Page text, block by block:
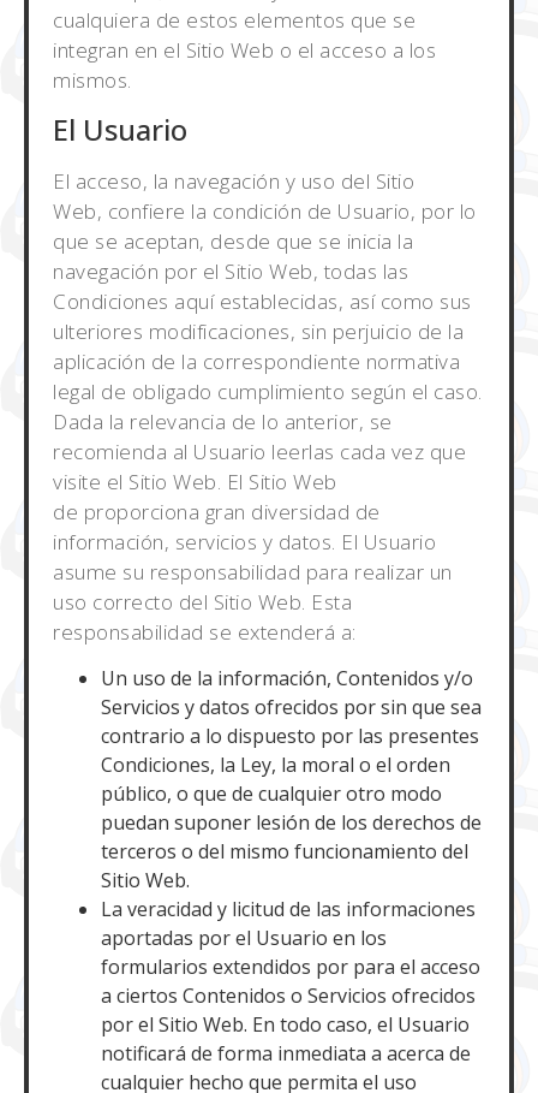
cualquiera de estos elementos que se
integran en el Sitio Web o el acceso a los
mismos.
El Usuario
El acceso, la navegación y uso del Sitio
Web, confiere la condición de Usuario, por lo
que se aceptan, desde que se inicia la
navegación por el Sitio Web, todas las
Condiciones aquí establecidas, así como sus
ulteriores modificaciones, sin perjuicio de la
aplicación de la correspondiente normativa
legal de obligado cumplimiento según el caso.
Dada la relevancia de lo anterior, se
recomienda al Usuario leerlas cada vez que
visite el Sitio Web. El Sitio Web
de proporciona gran diversidad de
información, servicios y datos. El Usuario
asume su responsabilidad para realizar un
uso correcto del Sitio Web. Esta
responsabilidad se extenderá a:
Un uso de la información, Contenidos y/o
Servicios y datos ofrecidos por sin que sea
contrario a lo dispuesto por las presentes
Condiciones, la Ley, la moral o el orden
público, o que de cualquier otro modo
puedan suponer lesión de los derechos de
terceros o del mismo funcionamiento del
Sitio Web.
La veracidad y licitud de las informaciones
aportadas por el Usuario en los
formularios extendidos por para el acceso
a ciertos Contenidos o Servicios ofrecidos
por el Sitio Web. En todo caso, el Usuario
notificará de forma inmediata a acerca de
cualquier hecho que permita el uso